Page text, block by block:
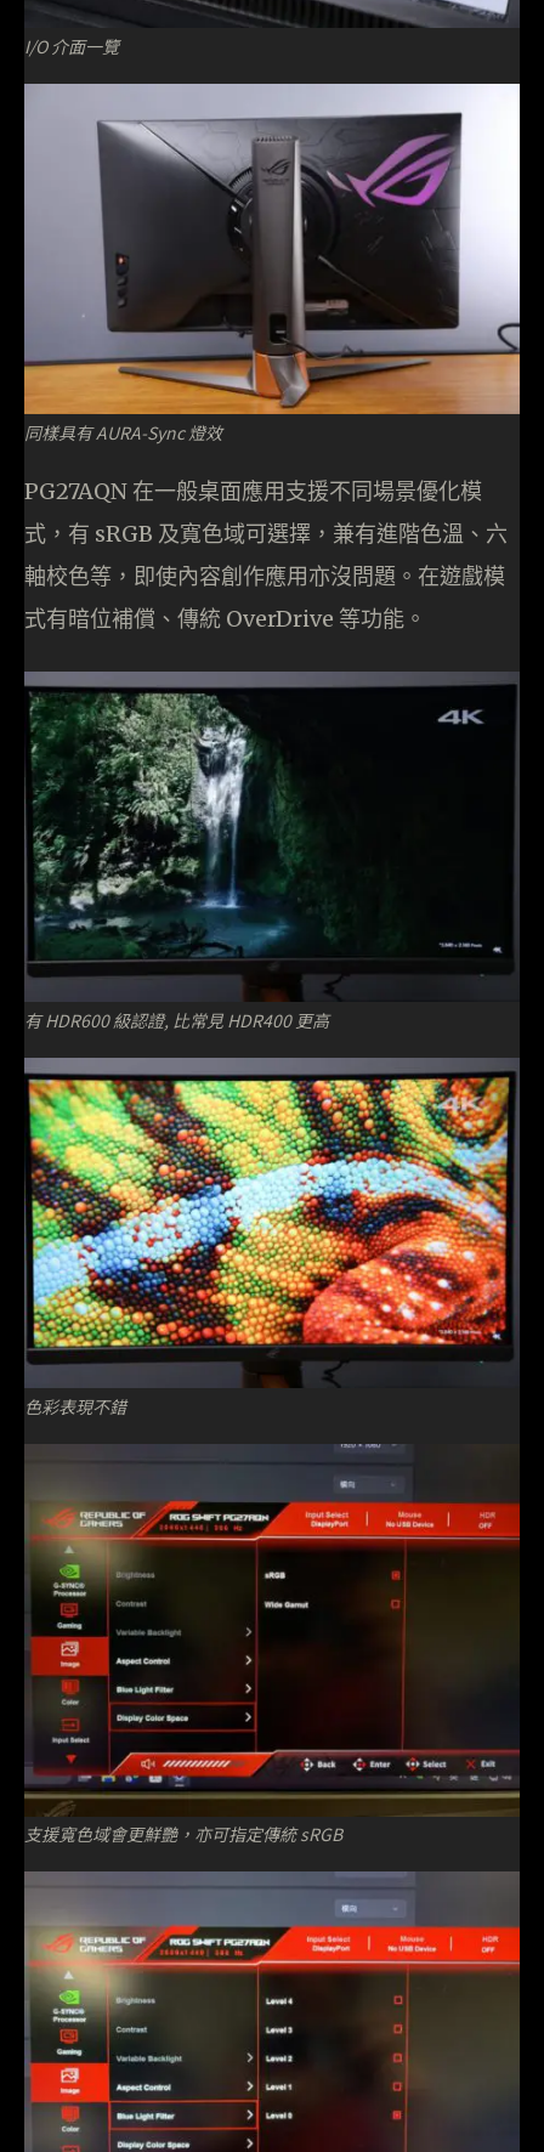
I/O 介面一覽
同樣具有 AURA-Sync 燈效
PG27AQN 在一般桌面應用支援不同場景優化模
式，有 sRGB 及寬色域可選擇，兼有進階色溫、六
軸校色等，即使內容創作應用亦沒問題。在遊戲模
式有暗位補償、傳統 OverDrive 等功能。
有 HDR600 級認證, 比常見 HDR400 更高
色彩表現不錯
支援寬色域會更鮮艷，亦可指定傳統 sRGB